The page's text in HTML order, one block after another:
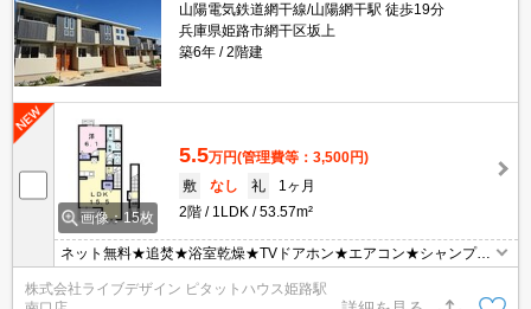
山陽電気鉄道網干線/山陽網干駅 徒歩19分
兵庫県姫路市網干区坂上
築6年
2階建
画像：15枚
5.5万円(管理費等：3,500円)
敷
なし 礼
1ヶ月
2階
1LDK 53.57m²
ネット無料★追焚★浴室乾燥★TVドアホン★エアコン★シャンプー
ドレッサー★
株式会社ライブデザイン ピタットハウス姫路駅